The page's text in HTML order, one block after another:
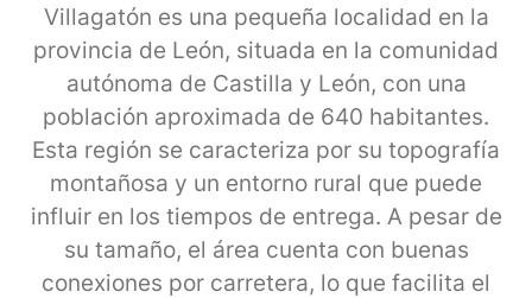
Villagatón es una pequeña localidad en la
provincia de León, situada en la comunidad
autónoma de Castilla y León, con una
población aproximada de 640 habitantes.
Esta región se caracteriza por su topografía
montañosa y un entorno rural que puede
influir en los tiempos de entrega. A pesar de
su tamaño, el área cuenta con buenas
conexiones por carretera, lo que facilita el